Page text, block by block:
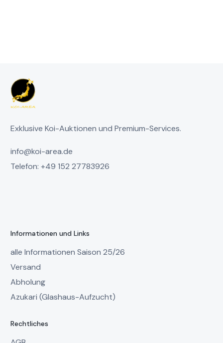
Exklusive Koi-Auktionen und Premium-Services.
info@koi-area.de
Telefon: +49 152 27783926
Informationen und Links
alle Informationen Saison 25/26
Versand
Abholung
Azukari (Glashaus-Aufzucht)
Rechtliches